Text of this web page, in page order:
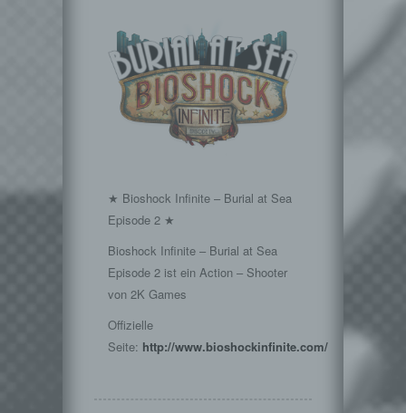
★ Bioshock Infinite – Burial at Sea
Episode 2 ★
Bioshock Infinite – Burial at Sea
Episode 2 ist ein Action – Shooter
von 2K Games
Offizielle
Seite: http://www.bioshockinfinite.com/